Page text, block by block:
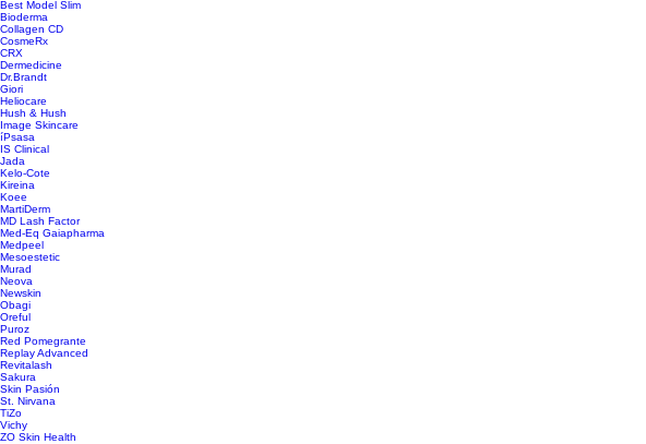
Best Model Slim
Bioderma
Collagen CD
CosmeRx
CRX
Dermedicine
Dr.Brandt
Giori
Heliocare
Hush & Hush
Image Skincare
íPsasa
IS Clinical
Jada
Kelo-Cote
Kireina
Koee
MartiDerm
MD Lash Factor
Med-Eq Gaiapharma
Medpeel
Mesoestetic
Murad
Neova
Newskin
Obagi
Oreful
Puroz
Red Pomegrante
Replay Advanced
Revitalash
Sakura
Skin Pasión
St. Nirvana
TiZo
Vichy
ZO Skin Health